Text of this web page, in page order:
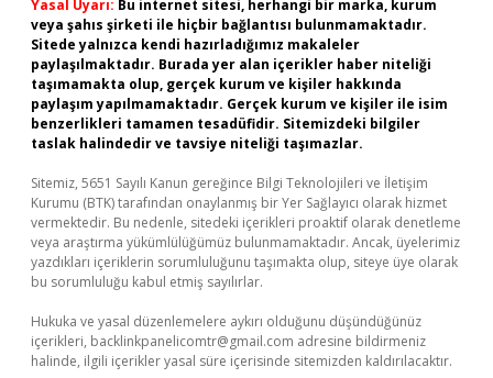
Yasal Uyarı: Bu internet sitesi, herhangi bir marka, kurum
veya şahıs şirketi ile hiçbir bağlantısı bulunmamaktadır.
Sitede yalnızca kendi hazırladığımız makaleler
paylaşılmaktadır. Burada yer alan içerikler haber niteliği
taşımamakta olup, gerçek kurum ve kişiler hakkında
paylaşım yapılmamaktadır. Gerçek kurum ve kişiler ile isim
benzerlikleri tamamen tesadüfidir. Sitemizdeki bilgiler
taslak halindedir ve tavsiye niteliği taşımazlar.
Sitemiz, 5651 Sayılı Kanun gereğince Bilgi Teknolojileri ve İletişim
Kurumu (BTK) tarafından onaylanmış bir Yer Sağlayıcı olarak hizmet
vermektedir. Bu nedenle, sitedeki içerikleri proaktif olarak denetleme
veya araştırma yükümlülüğümüz bulunmamaktadır. Ancak, üyelerimiz
yazdıkları içeriklerin sorumluluğunu taşımakta olup, siteye üye olarak
bu sorumluluğu kabul etmiş sayılırlar.
Hukuka ve yasal düzenlemelere aykırı olduğunu düşündüğünüz
içerikleri, backlinkpanelicomtr@gmail.com adresine bildirmeniz
halinde, ilgili içerikler yasal süre içerisinde sitemizden kaldırılacaktır.